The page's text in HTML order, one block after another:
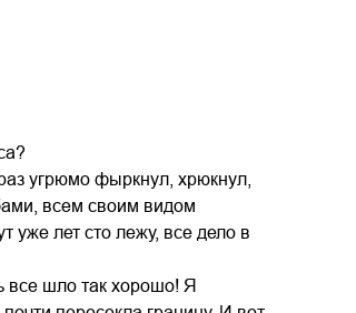
угрюмо фыркнул, хрюкнул,
всем своим видом
уже лет сто лежу, все дело в
все шло так хорошо! Я